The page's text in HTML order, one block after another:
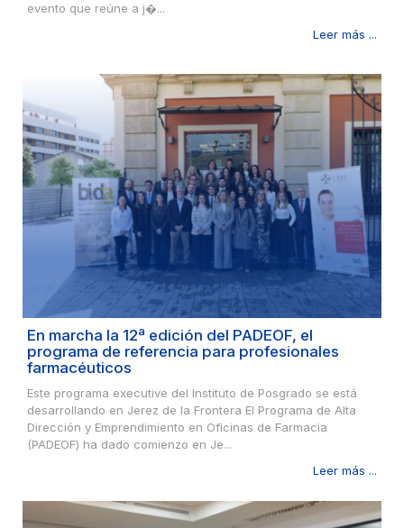
evento que reúne a j�...
Leer más ...
En marcha la 12ª edición del PADEOF, el
programa de referencia para profesionales
farmacéuticos
Este programa executive del Instituto de Posgrado se está
desarrollando en Jerez de la Frontera El Programa de Alta
Dirección y Emprendimiento en Oficinas de Farmacia
(PADEOF) ha dado comienzo en Je...
Leer más ...